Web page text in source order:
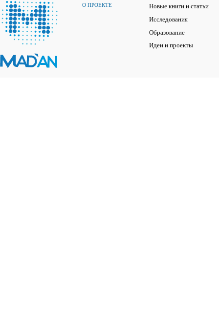
О ПРОЕКТЕ
Новые книги и статьи
Исследования
Образование
Идеи и проекты